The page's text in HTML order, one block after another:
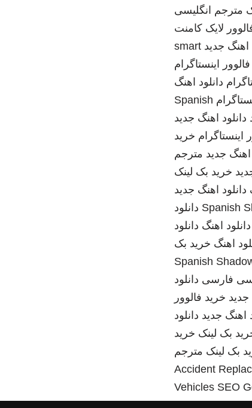
مترجم انگلیسی
لایک کامنت
اهنگ جدید smart
اینستاگرام
دانلود اهنگ
Spanish
دانلود اهنگ جدید
اینستاگرام خرید
اهنگ جدید مترجم
خرید بک لینک
دانلود اهنگ جدید
Spanish دانلود
دانلود اهنگ دانلود
اهنگ خرید بک
Spanish
فارسی دانلود
جدید خرید فالوور
اهنگ جدید دانلود
بک لینک خرید
بک لینک مترجم
Accident
Vehicles SEO